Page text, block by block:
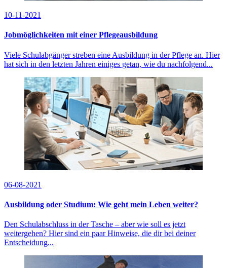
10-11-2021
Jobmöglichkeiten mit einer Pflegeausbildung
Viele Schulabgänger streben eine Ausbildung in der Pflege an. Hier
hat sich in den letzten Jahren einiges getan, wie du nachfolgend...
06-08-2021
Ausbildung oder Studium: Wie geht mein Leben weiter?
Den Schulabschluss in der Tasche – aber wie soll es jetzt
weitergehen? Hier sind ein paar Hinweise, die dir bei deiner
Entscheidung...